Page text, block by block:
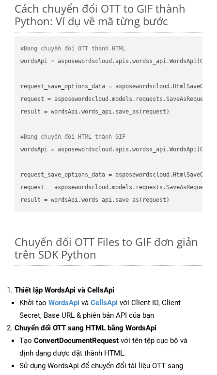
Cách chuyển đổi OTT to GIF thành
Python: Ví dụ về mã từng bước
#Đang chuyển đổi OTT thành HTML
wordsApi =
request_save_options_data =
request
result = wordsApi.words_api.save_as(request)
#Đang chuyển đổi HTML thành GIF
wordsApi =
request_save_options_data =
request
result
Chuyển đổi OTT Files to GIF đơn giản
trên SDK Python
Thiết lập WordsApi và CellsApi
Khởi tạo WordsApi và CellsApi với Client ID, Client
Secret, Base URL & phiên bản API của bạn
Chuyển đổi OTT sang HTML bằng WordsApi
Tạo ConvertDocumentRequest với tên tệp cục bộ và
định dạng được đặt thành HTML.
Sử dụng WordsApi để chuyển đổi tài liệu OTT sang